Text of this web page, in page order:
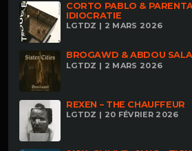
CORTO PABLO &
IDIOCRATIE
LGTDZ | 2 MARS 2026
BROGAWD & ABDOU
LGTDZ | 2 MARS 2026
REXEN – THE CHAUFFEUR
LGTDZ | 20 FÉVRIER 2026